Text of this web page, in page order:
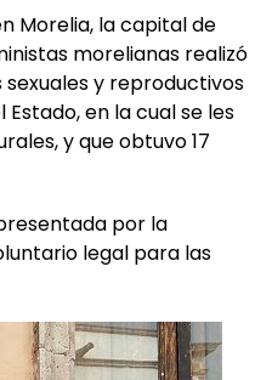
Morelia, la capital de
morelianas realizó
y reproductivos
en la cual se les
y que obtuvo 17
por la
legal para las